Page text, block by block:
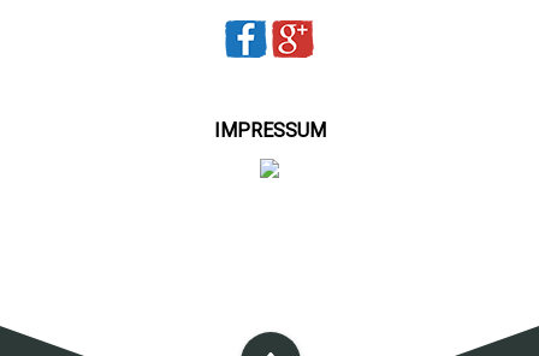
IMPRESSUM